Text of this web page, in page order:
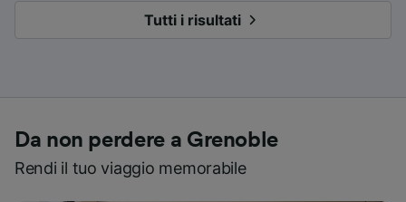
Tutti i risultati
Da non perdere a Grenoble
Rendi il tuo viaggio memorabile